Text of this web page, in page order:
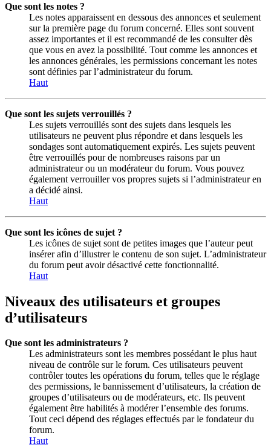
Que sont les notes ?
Les notes apparaissent en dessous des annonces et seulement
sur la première page du forum concerné. Elles sont souvent
assez importantes et il est recommandé de les consulter dès
que vous en avez la possibilité. Tout comme les annonces et
les annonces générales, les permissions concernant les notes
sont définies par l’administrateur du forum.
Haut
Que sont les sujets verrouillés ?
Les sujets verrouillés sont des sujets dans lesquels les
utilisateurs ne peuvent plus répondre et dans lesquels les
sondages sont automatiquement expirés. Les sujets peuvent
être verrouillés pour de nombreuses raisons par un
administrateur ou un modérateur du forum. Vous pouvez
également verrouiller vos propres sujets si l’administrateur en
a décidé ainsi.
Haut
Que sont les icônes de sujet ?
Les icônes de sujet sont de petites images que l’auteur peut
insérer afin d’illustrer le contenu de son sujet. L’administrateur
du forum peut avoir désactivé cette fonctionnalité.
Haut
Niveaux des utilisateurs et groupes
d’utilisateurs
Que sont les administrateurs ?
Les administrateurs sont les membres possédant le plus haut
niveau de contrôle sur le forum. Ces utilisateurs peuvent
contrôler toutes les opérations du forum, telles que le réglage
des permissions, le bannissement d’utilisateurs, la création de
groupes d’utilisateurs ou de modérateurs, etc. Ils peuvent
également être habilités à modérer l’ensemble des forums.
Tout ceci dépend des réglages effectués par le fondateur du
forum.
Haut